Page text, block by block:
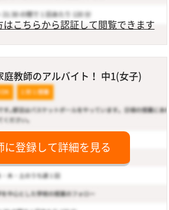
はこちらから認証して閲覧できます
庭教師のアルバイト！ 中1(女子)
に登録して詳細を見る